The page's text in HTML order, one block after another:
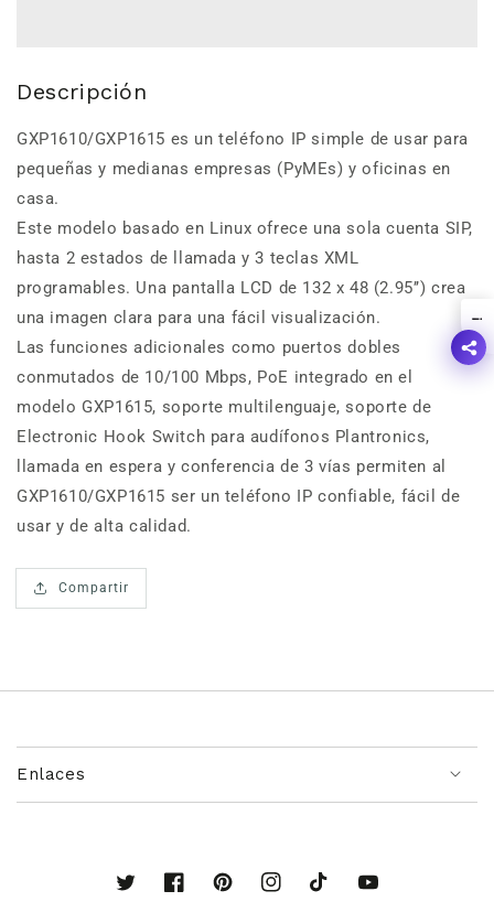
Descripción
GXP1610/GXP1615 es un teléfono IP simple de usar para
pequeñas y medianas empresas (PyMEs) y oficinas en
casa.
Este modelo basado en Linux ofrece una sola cuenta SIP,
hasta 2 estados de llamada y 3 teclas XML
programables. Una pantalla LCD de 132 x 48 (2.95’’) crea
una imagen clara para una fácil visualización.
Las funciones adicionales como puertos dobles
conmutados de 10/100 Mbps, PoE integrado en el
modelo GXP1615, soporte multilenguaje, soporte de
Electronic Hook Switch para audífonos Plantronics,
llamada en espera y conferencia de 3 vías permiten al
GXP1610/GXP1615 ser un teléfono IP confiable, fácil de
usar y de alta calidad.
Compartir
Enlaces
TwitterFacebookPinterestInstagramTikTok YouTube
!